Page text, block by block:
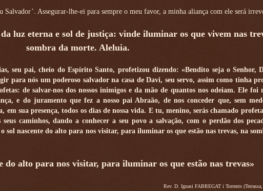
Assegurar-lhe-ei para sempre o meu favor, a minha aliança com ele será
luz eterna e sol de justiça: vinde iluminar os que vivem nas
sombra da morte. Aleluia.
seu pai, cheio do Espírito Santo, profetizou dizendo: «Bendito seja o Senhor,
para nós um poderoso salvador na casa de Davi, seu servo, assim como tinha
de salvar-nos dos nossos inimigos e da mão de quantos nos odeiam. Ele foi
e do juramento que fez a nosso pai Abraão, de nos conceder que, sem
em sua presença, todos os dias de nossa vida. E tu, menino, serás chamado
caminhos, dando a conhecer a seu povo a salvação, com o perdão dos
sol nascente do alto para nos visitar, para iluminar os que estão nas trevas, na
do alto para nos visitar, para iluminar os que estão nas trevas»
Rev. D. Ignasi FABREGAT i Torrents